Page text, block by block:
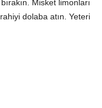
Misket limonları
dolaba atın. Yeteri